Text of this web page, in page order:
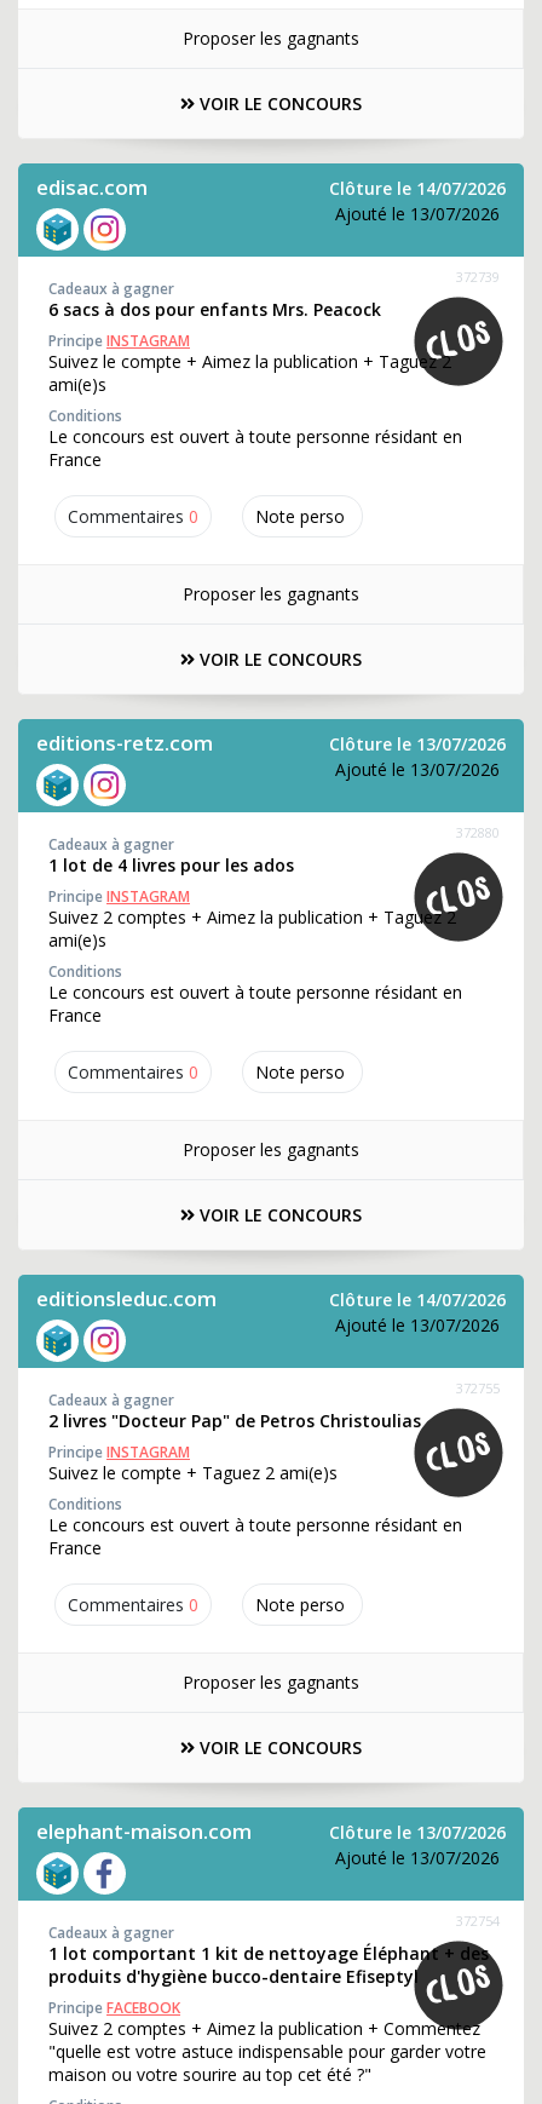
Proposer les gagnants
VOIR LE CONCOURS
edisac.com
Clôture le 14/07/2026
Ajouté le 13/07/2026
Commentaires 0 Note perso
372739
Cadeaux à gagner
6 sacs à dos pour enfants Mrs. Peacock
PrincipeINSTAGRAM
Suivez le compte + Aimez la publication + Taguez 2
ami(e)s
Conditions
Le concours est ouvert à toute personne résidant en
France
Proposer les gagnants
VOIR LE CONCOURS
editions-retz.com
Clôture le 13/07/2026
Ajouté le 13/07/2026
Commentaires 0 Note perso
372880
Cadeaux à gagner
1 lot de 4 livres pour les ados
PrincipeINSTAGRAM
Suivez 2 comptes + Aimez la publication + Taguez 2
ami(e)s
Conditions
Le concours est ouvert à toute personne résidant en
France
Proposer les gagnants
VOIR LE CONCOURS
editionsleduc.com
Clôture le 14/07/2026
Ajouté le 13/07/2026
Commentaires 0 Note perso
372755
Cadeaux à gagner
2 livres "Docteur Pap" de Petros Christoulias
PrincipeINSTAGRAM
Suivez le compte + Taguez 2 ami(e)s
Conditions
Le concours est ouvert à toute personne résidant en
France
Proposer les gagnants
VOIR LE CONCOURS
elephant-maison.com
Clôture le 13/07/2026
Ajouté le 13/07/2026
372754
Cadeaux à gagner
1 lot comportant 1 kit de nettoyage Éléphant + des
produits d'hygiène bucco-dentaire Efiseptyl
PrincipeFACEBOOK
Suivez 2 comptes + Aimez la publication + Commentez
"quelle est votre astuce indispensable pour garder votre
maison ou votre sourire au top cet été ?"